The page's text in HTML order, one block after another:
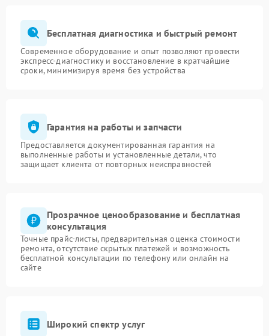
Бесплатная диагностика и быстрый ремонт
Современное оборудование и опыт позволяют провести
экспресс-диагностику и восстановление в кратчайшие
сроки, минимизируя время без устройства
Гарантия на работы и запчасти
Предоставляется документированная гарантия на
выполненные работы и установленные детали, что
защищает клиента от повторных неисправностей
Прозрачное ценообразование и бесплатная
консультация
Точные прайс-листы, предварительная оценка стоимости
ремонта, отсутствие скрытых платежей и возможность
бесплатной консультации по телефону или онлайн на
сайте
Широкий спектр услуг